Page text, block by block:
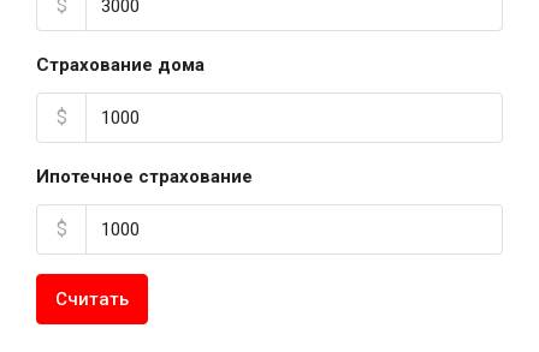
$
Страхование дома
$
Ипотечное страхование
$
Считать